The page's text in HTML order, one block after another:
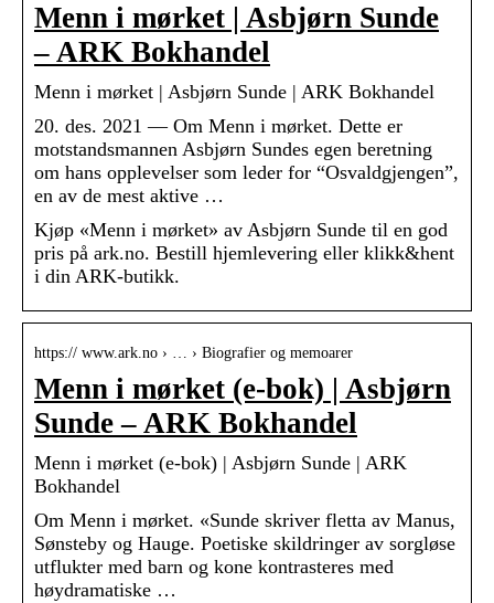
Menn i mørket | Asbjørn Sunde
– ARK Bokhandel
Menn i mørket | Asbjørn Sunde | ARK Bokhandel
20. des. 2021 — Om Menn i mørket. Dette er
motstandsmannen Asbjørn Sundes egen beretning
om hans opplevelser som leder for “Osvaldgjengen”,
en av de mest aktive …
Kjøp «Menn i mørket» av Asbjørn Sunde til en god
pris på ark.no. Bestill hjemlevering eller klikk&hent
i din ARK-butikk.
https:// www.ark.no › … › Biografier og memoarer
Menn i mørket (e-bok) | Asbjørn
Sunde – ARK Bokhandel
Menn i mørket (e-bok) | Asbjørn Sunde | ARK
Bokhandel
Om Menn i mørket. «Sunde skriver fletta av Manus,
Sønsteby og Hauge. Poetiske skildringer av sorgløse
utflukter med barn og kone kontrasteres med
høydramatiske …